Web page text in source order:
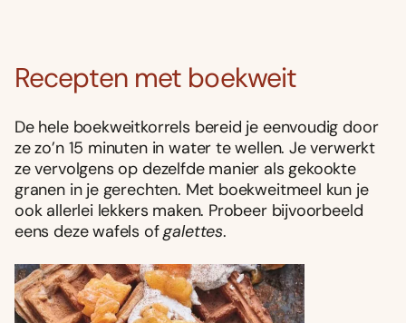
Recepten met boekweit
De hele boekweitkorrels bereid je eenvoudig door
ze zo’n 15 minuten in water te wellen. Je verwerkt
ze vervolgens op dezelfde manier als gekookte
granen in je gerechten. Met boekweitmeel kun je
ook allerlei lekkers maken. Probeer bijvoorbeeld
eens deze wafels ofgalettes.